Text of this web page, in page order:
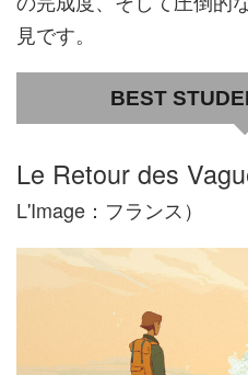
見です。
BEST
Le Retour des
L'Image：フランス）